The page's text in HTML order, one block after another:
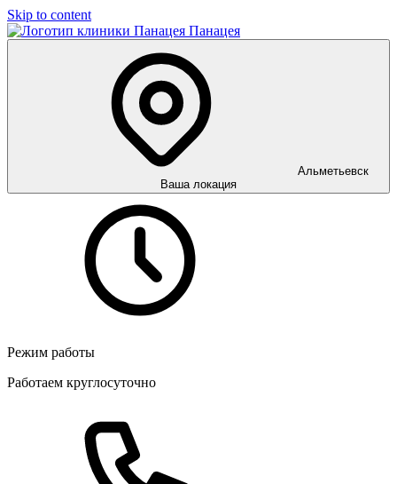
Skip to content
Панацея
Альметьевск
Ваша локация
Режим работы
Работаем круглосуточно